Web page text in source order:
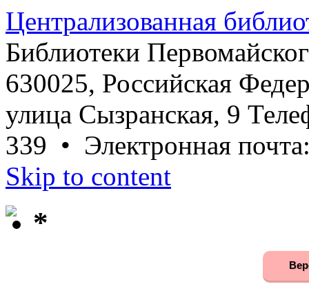
Централизованная
Библиотеки
630025, Российская
улица Сызранская, 9
339 • Электронная
Skip to content
*